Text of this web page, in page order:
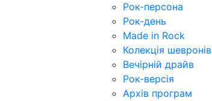
Рок-персона
Рок-день
Made in Rock
Колекція шевронів
Вечірній драйв
Рок-версія
Архів програм